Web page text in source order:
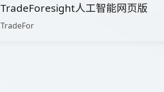
TradeForesight人工智能网页版
TradeFor